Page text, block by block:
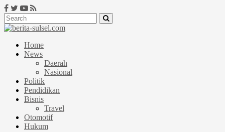
Home
News
Daerah
Nasional
Politik
Pendidikan
Bisnis
Travel
Otomotif
Hukum